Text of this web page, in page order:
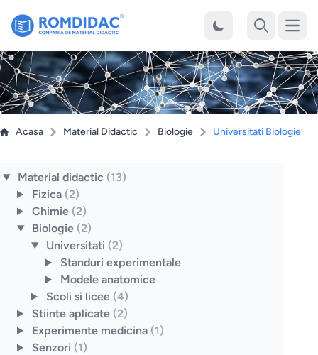
Acasa Material Didactic Biologie Universitati Biologie
Material didactic (13)
Fizica (2)
Chimie (2)
Biologie (2)
Universitati (2)
Standuri experimentale
Modele anatomice
Scoli si licee (4)
Stiinte aplicate (2)
Experimente medicina (1)
Senzori (1)